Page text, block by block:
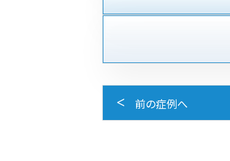
前の症例へ